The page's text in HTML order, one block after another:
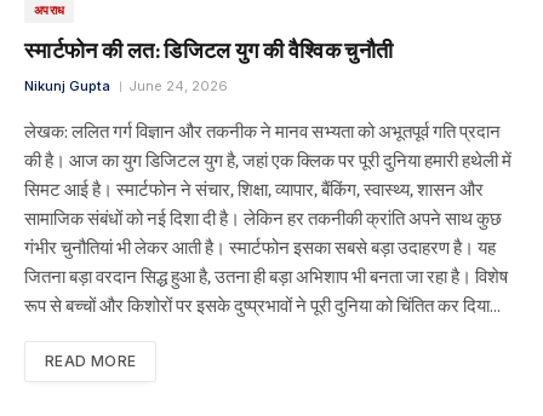
अपराध
स्मार्टफोन की लत: डिजिटल युग की वैश्विक चुनौती
Nikunj Gupta June 24, 2026
लेखक: ललित गर्ग विज्ञान और तकनीक ने मानव सभ्यता को अभूतपूर्व गति प्रदान
की है। आज का युग डिजिटल युग है, जहां एक क्लिक पर पूरी दुनिया हमारी हथेली में
सिमट आई है। स्मार्टफोन ने संचार, शिक्षा, व्यापार, बैंकिंग, स्वास्थ्य, शासन और
सामाजिक संबंधों को नई दिशा दी है। लेकिन हर तकनीकी क्रांति अपने साथ कुछ
गंभीर चुनौतियां भी लेकर आती है। स्मार्टफोन इसका सबसे बड़ा उदाहरण है। यह
जितना बड़ा वरदान सिद्ध हुआ है, उतना ही बड़ा अभिशाप भी बनता जा रहा है। विशेष
रूप से बच्चों और किशोरों पर इसके दुष्प्रभावों ने पूरी दुनिया को चिंतित कर दिया…
READ MORE